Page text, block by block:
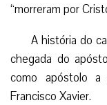
“morreram por
A história do
chegada do
como apóstolo a
Francisco Xavier.